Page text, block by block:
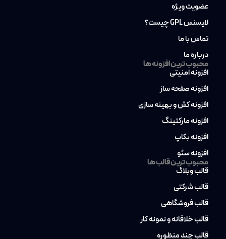
عضویت ویژه
لایسنس GPL چیست؟
تماس با ما
درباره ما
محبوب ترین افزونه ها
افزونه امنیتی
افزونه صفحه ساز
افزونه کش و بهینه سازی
افزونه مارکتینگ
افزونه بکاپ
افزونه سئو
محبوب ترین قالب ها
قالب وبلاگ
قالب شرکتی
قالب فروشگاهی
قالب خلاقانه و نمونه کار
قالب چند منظوره